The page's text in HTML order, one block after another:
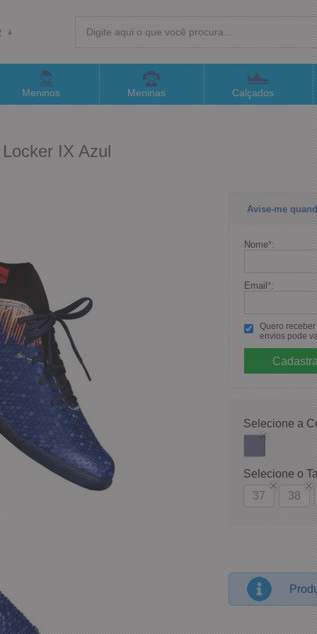
Meninos Meninas Calçados
IX Azul
Avise-me
Nome*:
Email*:
Quero
envios pode
Selecione a
Selecione o
37
38